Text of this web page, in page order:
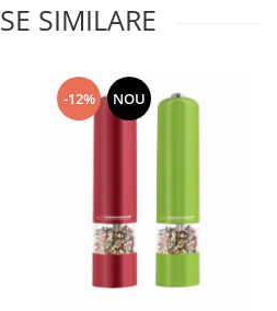
SIMILARE
-12% NOU